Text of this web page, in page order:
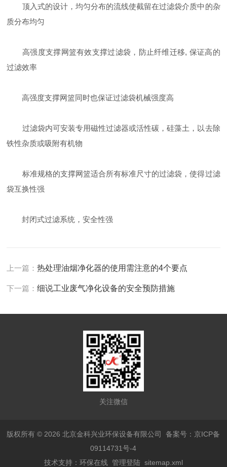
顶入式的设计，均匀分布的流线使截留在过滤袋介质中的杂
质分布均匀
高强度支撑网篮有效支撑过滤袋，防止纤维迁移, 保证高的
过滤效率
高强度支撑网篮同时也保证过滤袋机械强度高
过滤袋内可安装专用磁性过滤器或活性碳，硅藻土，以去除
铁性杂质或吸附有机物
标准规格的支撑网篮适合所有标准尺寸的过滤袋，使得过滤
袋互换性强
封闭式过滤系统，安全性强
上一篇：热处理油烟净化器的使用需注意的4个要点
下一篇：细说工业废气净化设备的安全预防措施
关注微信
版权所有 © 2026 北京金科兴业环保设备有限公司备案号：京ICP备
09114731号-4
技术支持： 环保在线 管理登陆 sitemap.xml